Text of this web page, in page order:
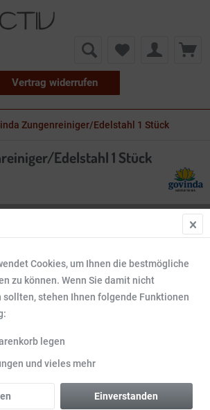
Vertrag widerrufen
Zungenreiniger/Edelstahl 1 Stück
Edelstahl 1 Stück
Cookies, um Ihnen die bestmögliche
zu können. Wenn Sie damit nicht
stehen Ihnen folgende Funktionen
legen
und vieles mehr
Einverstanden